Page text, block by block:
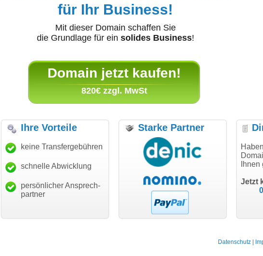
für Ihr Business!
Mit dieser Domain schaffen Sie
die Grundlage für ein solides Business!
Domain jetzt kaufen!
820€ zzgl. MwSt
"Danke für den schnellen
Transfer und guten Service!"
Thomas Schäfer
i can eckert communication GmbH
"Ich bin dankbar, meine
Wunschdomain gefunden zu
haben. Die Domain passt für
hundertprozentig."
Janina Köck
Leben im Einklang
leben-im-einklang.de
"Super
Ihre Vorteile
keine Transfergebühren
schnelle Abwicklung
persönlicher Ansprech-
partner
Starke Partner
Ihnen
Jetzt
Datenschutz